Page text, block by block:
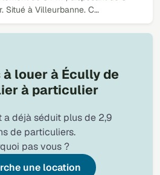
Situé à Villeurbanne. C…
louer à Écully de
à particulier
déjà séduit plus de 2,9
de particuliers.
pas vous ?
une location